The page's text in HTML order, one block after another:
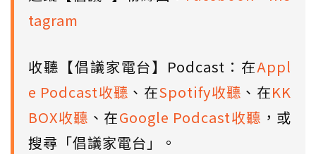
tagram
收聽【倡議家電台】Podcast：在Appl
e Podcast收聽 、在Spotify收聽 、在KK
BOX收聽 、在Google Podcast收聽 ，或
搜尋「倡議家電台」。